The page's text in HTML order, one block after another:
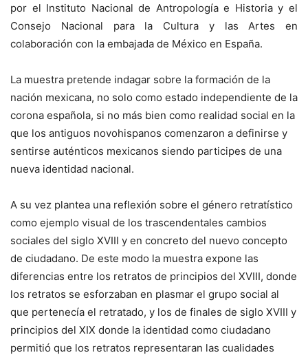
por el Instituto Nacional de Antropología e Historia y el
Consejo Nacional para la Cultura y las Artes en
colaboración con la embajada de México en España.
La muestra pretende indagar sobre la formación de la
nación mexicana, no solo como estado independiente de la
corona española, si no más bien como realidad social en la
que los antiguos novohispanos comenzaron a definirse y
sentirse auténticos mexicanos siendo participes de una
nueva identidad nacional.
A su vez plantea una reflexión sobre el género retratístico
como ejemplo visual de los trascendentales cambios
sociales del siglo XVIII y en concreto del nuevo concepto
de ciudadano. De este modo la muestra expone las
diferencias entre los retratos de principios del XVIII, donde
los retratos se esforzaban en plasmar el grupo social al
que pertenecía el retratado, y los de finales de siglo XVIII y
principios del XIX donde la identidad como ciudadano
permitió que los retratos representaran las cualidades